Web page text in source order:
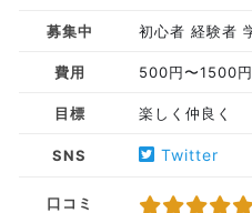
募集中 初心者 経験者
費用 500円〜1500円
目標 楽しく仲良く
SNS Twitter
口コミ